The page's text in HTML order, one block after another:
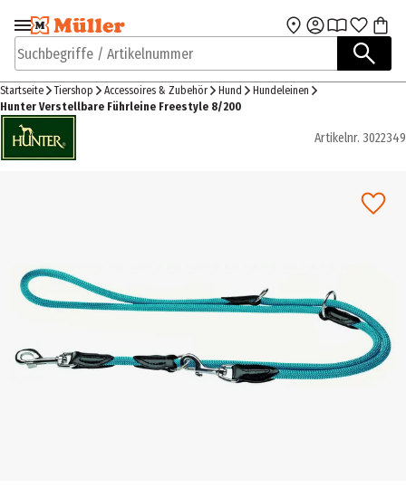
Zur Navigation
springen
Zum Hauptinhalt
Suchbegriffe / Artikelnummer
Startseite Tiershop Accessoires & Zubehör Hund
Hundeleinen
Hunter Verstellbare Führleine Freestyle 8/200
Artikelnr. 3022349